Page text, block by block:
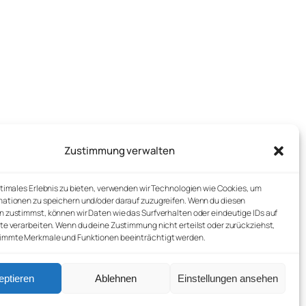
Zustimmung verwalten
Erlebnis zu bieten, verwenden wir Technologien wie Cookies, um
zu speichern und/oder darauf zuzugreifen. Wenn du diesen
zustimmst, können wir Daten wie das Surfverhalten oder eindeutige IDs auf
verarbeiten. Wenn du deine Zustimmung nicht erteilst oder zurückziehst,
Merkmale und Funktionen beeinträchtigt werden.
Ablehnen Einstellungen ansehen
Kontakt
Newsletter
Cookie-Richtlinie (EU)
Datenschutzerklärung
Impressum
©️ Nienstedt im Deister, 2025